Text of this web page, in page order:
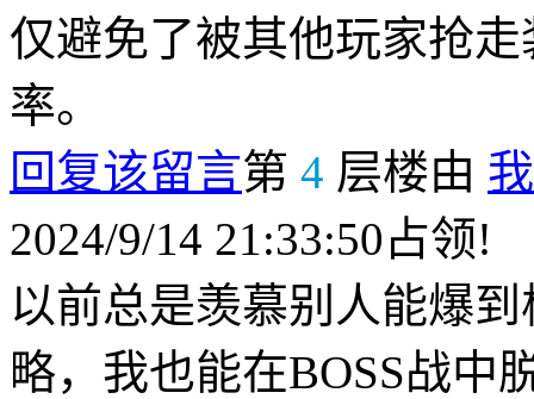
仅避免了被其他玩家抢
率。
回复该留言第 4 层楼由
2024/9/14 21:33:50占领!
以前总是羡慕别人能爆
略，我也能在BOSS战中